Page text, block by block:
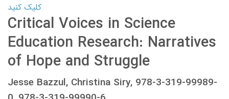
کلیک کنید
Critical Voices in Science
Education Research: Narratives
of Hope and Struggle
Jesse Bazzul, Christina Siry, 978-3-319-99989-